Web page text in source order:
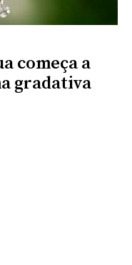
começa a
gradativa